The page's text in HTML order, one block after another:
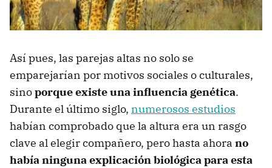
Así pues, las parejas altas no solo se
emparejarían por motivos sociales o culturales,
sinoporque existe una influencia genética.
Durante el último siglo, numerosos estudios
habían comprobado que la altura era un rasgo
clave al elegir compañero, pero hasta ahora no
había ninguna explicación biológica para esta